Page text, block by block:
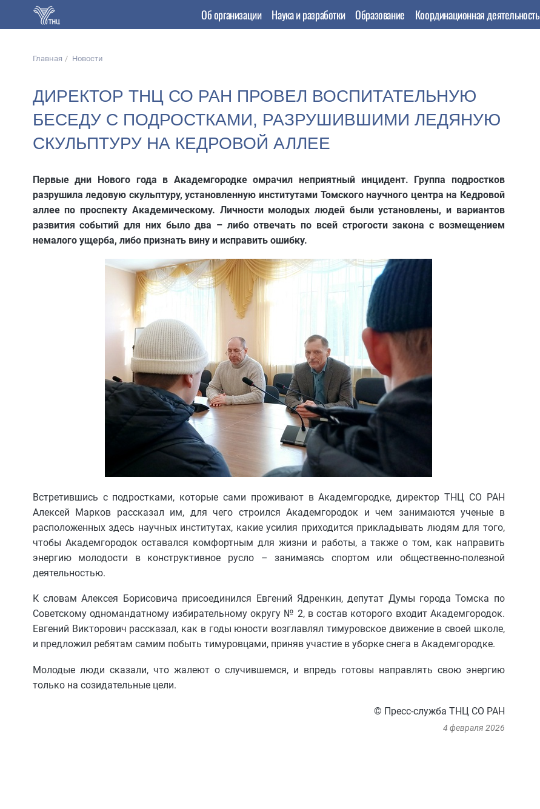
Об организации Наука и разработки Образование Координационная деятельность
Главная Новости
ДИРЕКТОР ТНЦ СО РАН ПРОВЕЛ ВОСПИТАТЕЛЬНУЮ
БЕСЕДУ С ПОДРОСТКАМИ, РАЗРУШИВШИМИ ЛЕДЯНУЮ
СКУЛЬПТУРУ НА КЕДРОВОЙ АЛЛЕЕ
Первые дни Нового года в Академгородке омрачил неприятный инцидент. Группа подростков
разрушила ледовую скульптуру, установленную институтами Томского научного центра на Кедровой
аллее по проспекту Академическому. Личности молодых людей были установлены, и вариантов
развития событий для них было два – либо отвечать по всей строгости закона с возмещением
немалого ущерба, либо признать вину и исправить ошибку.
Встретившись с подростками, которые сами проживают в Академгородке, директор ТНЦ СО РАН
Алексей Марков рассказал им, для чего строился Академгородок и чем занимаются ученые в
расположенных здесь научных институтах, какие усилия приходится прикладывать людям для того,
чтобы Академгородок оставался комфортным для жизни и работы, а также о том, как направить
энергию молодости в конструктивное русло – занимаясь спортом или общественно-полезной
деятельностью.
К словам Алексея Борисовича присоединился Евгений Ядренкин, депутат Думы города Томска по
Советскому одномандатному избирательному округу № 2, в состав которого входит Академгородок.
Евгений Викторович рассказал, как в годы юности возглавлял тимуровское движение в своей школе,
и предложил ребятам самим побыть тимуровцами, приняв участие в уборке снега в Академгородке.
Молодые люди сказали, что жалеют о случившемся, и впредь готовы направлять свою энергию
только на созидательные цели.
© Пресс-служба ТНЦ СО РАН
4 февраля 2026